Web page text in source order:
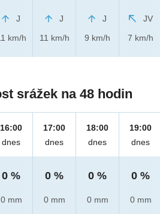
J
km/h
J
11 km/h
J
9 km/h
JV
7 km/h
srážek na 48 hodin
16:00
dnes
0 %
0 mm
17:00
dnes
0 %
0 mm
18:00
dnes
0 %
0 mm
19:00
dnes
0 %
0 mm